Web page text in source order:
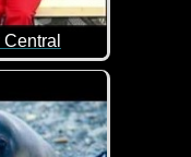
den vollen